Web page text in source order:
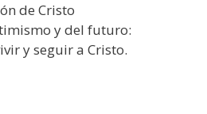
de Cristo
y del futuro:
y seguir a Cristo.